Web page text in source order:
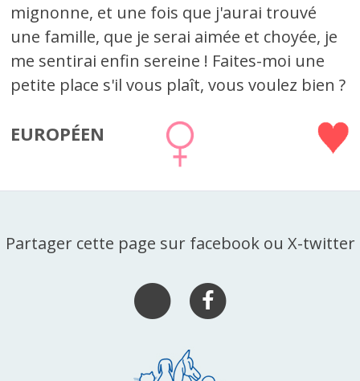
mignonne, et une fois que j'aurai trouvé
une famille, que je serai aimée et choyée, je
me sentirai enfin sereine ! Faites-moi une
petite place s'il vous plaît, vous voulez bien ?
EUROPÉEN
Partager cette page sur facebook ou X-twitter